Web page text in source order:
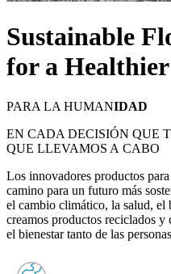
Sustainable
for a
PARA LA HUMANIDAD
EN CADA DECISIÓN QUE
QUE LLEVAMOS A CABO
Los innovadores productos
camino para un futuro más
el cambio climático, la salud, el
creamos productos reciclados
el bienestar tanto de las